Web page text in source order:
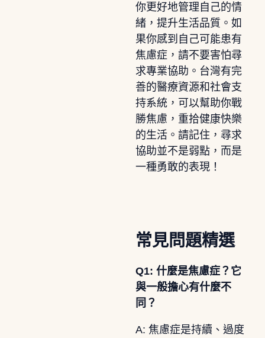
你更好地管理自己的情
緒，提升生活品質。如
果你感到自己可能患有
焦慮症，請不要害怕尋
求專業協助。台灣有完
善的醫療資源和社會支
持系統，可以幫助你戰
勝焦慮，重拾健康快樂
的生活。請記住，尋求
協助並不是弱點，而是
一種勇敢的表現！
常見問題精選
Q1: 什麼是焦慮症？它
與一般擔心有什麼不
同？
A: 焦慮症是持續、過度